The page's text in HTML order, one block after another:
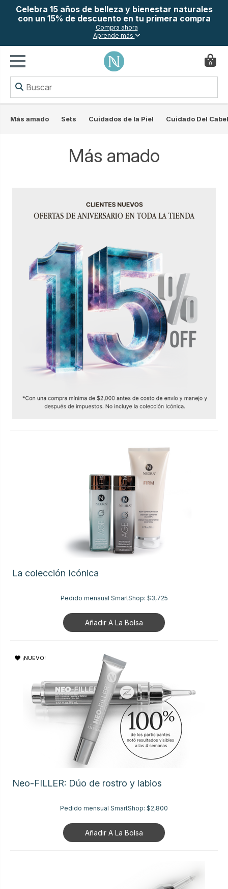
Celebra 15 años de belleza y bienestar naturales
con un 15% de descuento en tu primera compra
Compra ahora
Aprende más
0
Más amado Sets Cuidados de la Piel Cuidado Del
Más amado
La colección Icónica
Pedido mensual SmartShop: $3,725
Añadir A La Bolsa
¡NUEVO!
Neo-FILLER: Dúo de rostro y labios
Pedido mensual SmartShop: $2,800
Añadir A La Bolsa